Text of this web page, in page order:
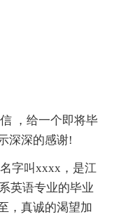
，给一个即将毕
深深的感谢!
字叫xxxx，是江
英语专业的毕业
，真诚的渴望加